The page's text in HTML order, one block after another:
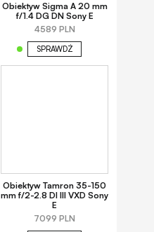
Obiektyw Sigma A 20 mm
f/1.4 DG DN Sony E
4589 PLN
SPRAWDŹ
Obiektyw Tamron 35-150
mm f/2-2.8 DI III VXD Sony
E
7099 PLN